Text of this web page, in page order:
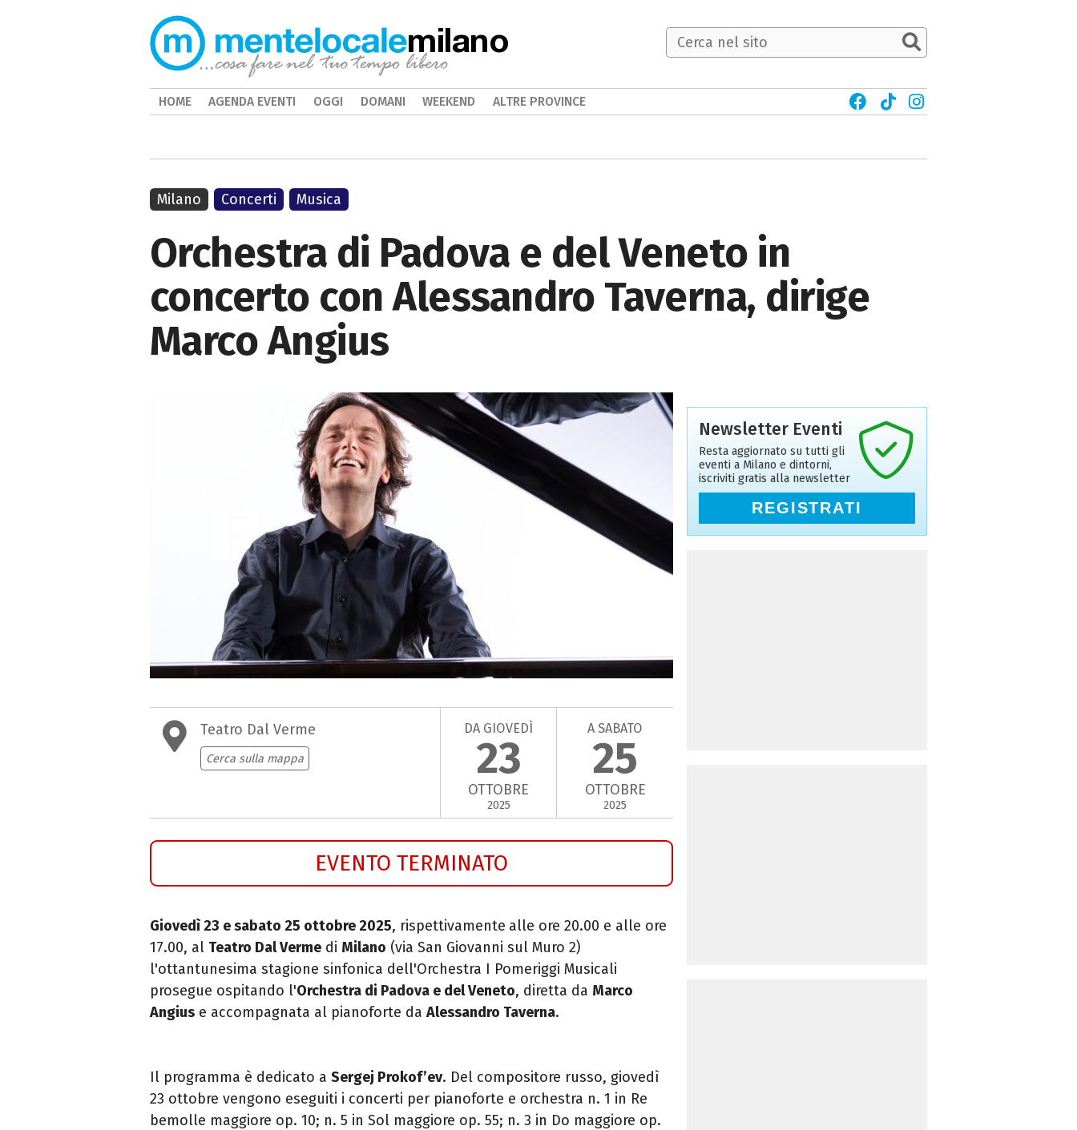
Orchestra di Padova e del Veneto in
concerto con Alessandro Taverna, dirige
Marco Angius
Teatro Dal Verme
Cerca sulla mappa
DA GIOVEDÌ
23
OTTOBRE
2025
A SABATO
25
OTTOBRE
2025
EVENTO TERMINATO
Giovedì 23 e sabato 25 ottobre 2025, rispettivamente alle ore 20.00 e alle ore
17.00, al Teatro Dal Verme di Milano (via San Giovanni sul Muro 2)
l'ottantunesima stagione sinfonica dell'Orchestra I Pomeriggi Musicali
prosegue ospitando l'Orchestra di Padova e del Veneto, diretta da Marco
Angius e accompagnata al pianoforte da Alessandro Taverna.
Il programma è dedicato a Sergej Prokof’ev. Del compositore russo, giovedì
23 ottobre vengono eseguiti i concerti per pianoforte e orchestra n. 1 in Re
bemolle maggiore op. 10; n. 5 in Sol maggiore op. 55; n. 3 in Do maggiore op.
Milano Concerti Musica
Newsletter Eventi
Resta aggiornato su tutti gli
eventi a Milano e dintorni,
iscriviti gratis alla newsletter
REGISTRATI
milano
HOME AGENDA EVENTI OGGI DOMANI WEEKEND ALTRE PROVINCE